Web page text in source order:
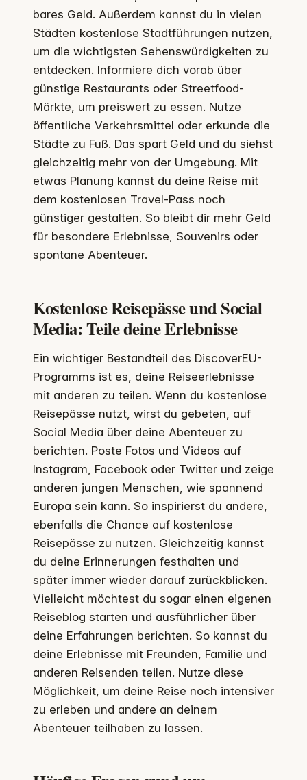
bares Geld. Außerdem kannst du in vielen
Städten kostenlose Stadtführungen nutzen,
um die wichtigsten Sehenswürdigkeiten zu
entdecken. Informiere dich vorab über
günstige Restaurants oder Streetfood-
Märkte, um preiswert zu essen. Nutze
öffentliche Verkehrsmittel oder erkunde die
Städte zu Fuß. Das spart Geld und du siehst
gleichzeitig mehr von der Umgebung. Mit
etwas Planung kannst du deine Reise mit
dem kostenlosen Travel-Pass noch
günstiger gestalten. So bleibt dir mehr Geld
für besondere Erlebnisse, Souvenirs oder
spontane Abenteuer.
Kostenlose Reisepässe und Social
Media: Teile deine Erlebnisse
Ein wichtiger Bestandteil des DiscoverEU-
Programms ist es, deine Reiseerlebnisse
mit anderen zu teilen. Wenn du kostenlose
Reisepässe nutzt, wirst du gebeten, auf
Social Media über deine Abenteuer zu
berichten. Poste Fotos und Videos auf
Instagram, Facebook oder Twitter und zeige
anderen jungen Menschen, wie spannend
Europa sein kann. So inspirierst du andere,
ebenfalls die Chance auf kostenlose
Reisepässe zu nutzen. Gleichzeitig kannst
du deine Erinnerungen festhalten und
später immer wieder darauf zurückblicken.
Vielleicht möchtest du sogar einen eigenen
Reiseblog starten und ausführlicher über
deine Erfahrungen berichten. So kannst du
deine Erlebnisse mit Freunden, Familie und
anderen Reisenden teilen. Nutze diese
Möglichkeit, um deine Reise noch intensiver
zu erleben und andere an deinem
Abenteuer teilhaben zu lassen.